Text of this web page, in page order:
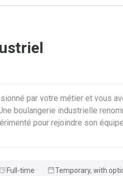
par votre métier et vous
son équipe ! Vos missions :
boulangerie en grandes
la cuisson et les procédés de
Full-time Temporary, with